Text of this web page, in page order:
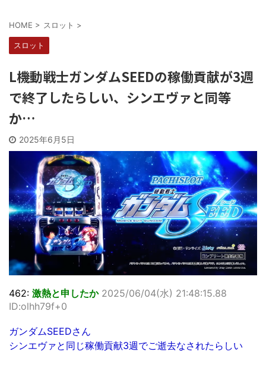
HOME > スロット >
スロット
L機動戦士ガンダムSEEDの稼働貢献が3週
で終了したらしい、シンエヴァと同等
か…
2025年6月5日
462: 激熱と申したか 2025/06/04(水) 21:48:15.88
ID:olhh79f+0
ガンダムSEEDさん
シンエヴァと同じ稼働貢献3週でご逝去なされたらしい